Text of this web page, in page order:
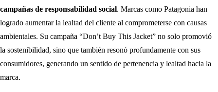
campañas de responsabilidad social. Marcas como Patagonia han
logrado aumentar la lealtad del cliente al comprometerse con causas
ambientales. Su campaña “Don’t Buy This Jacket” no solo promovió
la sostenibilidad, sino que también resonó profundamente con sus
consumidores, generando un sentido de pertenencia y lealtad hacia la
marca.